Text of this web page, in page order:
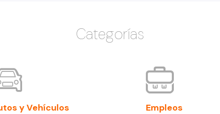
Categorías
y Vehículos Empleos